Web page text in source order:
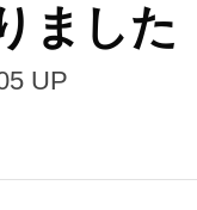
ました
UP